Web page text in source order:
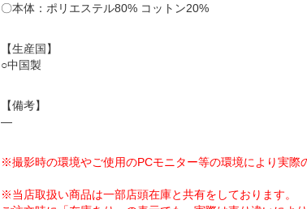
〇本体：ポリエステル80% コットン20%
【生産国】
○中国製
【備考】
―
※撮影時の環境やご使用のPCモニター等の環境により実際
※当店取扱い商品は一部店頭在庫と共有をしております。